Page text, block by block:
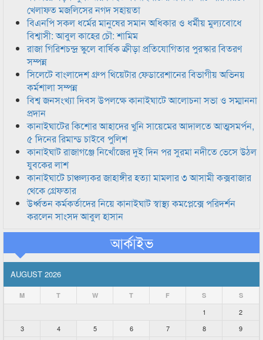
খেলাফত মজলিসের নগদ সহায়তা
বিএনপি সকল ধর্মের মানুষের সমান অধিকার ও ধর্মীয় মুল্যবোধে
বিশ্বাসী: আবুল কাহের চৌ: শামিম
রাজা গিরিশচন্দ্র স্কুলে বার্ষিক ক্রীড়া প্রতিযোগিতার পুরস্কার বিতরণ
সম্পন্ন
সিলেটে বাংলাদেশ গ্রুপ থিয়েটার ফেডারেশানের বিভাগীয় অভিনয়
কর্মশালা সম্পন্ন
বিশ্ব জনসংখ্যা দিবস উপলক্ষে কানাইঘাটে আলোচনা সভা ও সম্মাননা
প্রদান
কানাইঘাটের কিশোর আহাদের খুনি সায়েমের আদালতে আত্মসমর্পন,
৫ দিনের রিমান্ড চাইবে পুলিশ
কানাইঘাট রাজাগঞ্জে নিখোঁজের দুই দিন পর সুরমা নদীতে ভেসে উঠল
যুবকের লাশ
কানাইঘাটে চাঞ্চল্যকর জাহাঙ্গীর হত্যা মামলার ৩ আসামী কক্সবাজার
থেকে গ্রেফতার
উর্ধ্বতন কর্মকর্তাদের নিয়ে কানাইঘাট স্বাস্থ্য কমপ্লেক্সে পরিদর্শন
করলেন সাংসদ আবুল হাসান
আর্কাইভ
AUGUST 2026
M T W T F S S
1
2
3
4 5 6 7 8 9